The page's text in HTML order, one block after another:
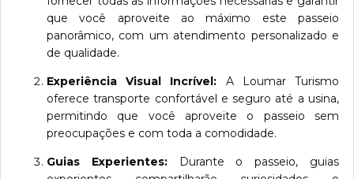
que você aproveite ao máximo este passeio
panorâmico, com um atendimento personalizado e
de qualidade.
Experiência Visual Incrível: A Loumar Turismo
oferece transporte confortável e seguro até a usina,
permitindo que você aproveite o passeio sem
preocupações e com toda a comodidade.
Guias Experientes:Durante o passeio, guias